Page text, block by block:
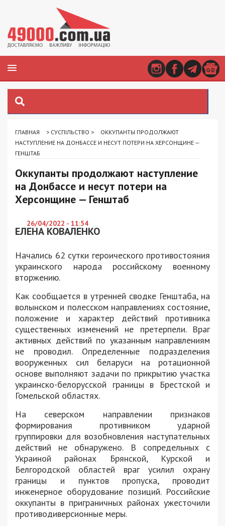
ГЛАВНАЯ > СУСПІЛЬСТВО >
ОККУПАНТЫ ПРОДОЛЖАЮТ
НАСТУПЛЕНИЕ НА ДОНБАССЕ И НЕСУТ ПОТЕРИ НА ХЕРСОНЩИНЕ —
ГЕНШТАБ
Оккупанты продолжают наступление
на Донбассе и несут потери на
Херсонщине — Генштаб
26/04/2022 - 11:54
ЕЛЕНА КОВАЛЕНКО
Начались 62 сутки героического противостояния
украинского народа российскому военному
вторжению.
Как сообщается в утренней сводке Генштаба, на
волынском и полесском направлениях состояние,
положение и характер действий противника
существенных изменений не претерпели. Враг
активных действий по указанным направлениям
не проводил. Определенные подразделения
вооруженных сил беларуси на ротационной
основе выполняют задачи по прикрытию участка
украинско-белорусской границы в Брестской и
Гомельской областях.
На северском направлении признаков
формирования противником ударной
группировки для возобновления наступательных
действий не обнаружено. В сопредельных с
Украиной районах Брянской, Курской и
Белгородской областей враг усилил охрану
границы и пунктов пропуска, проводит
инженерное оборудование позиций. Российские
оккупанты в приграничных районах ужесточили
противодиверсионные меры.